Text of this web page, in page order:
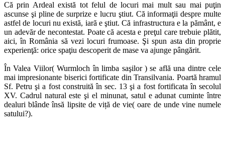
Că prin Ardeal există tot felul de locuri mai mult sau mai puţin
ascunse şi pline de surprize e lucru ştiut. Că informaţii despre multe
astfel de locuri nu există, iară e ştiut. Că infrastructura e la pământ, e
un adevăr de necontestat. Poate că acesta e preţul care trebuie plătit,
aici, în România să vezi locuri frumoase. Şi spun asta din proprie
experienţă: orice spaţiu descoperit de mase va ajunge pângărit.
În Valea Viilor( Wurmloch în limba saşilor ) se află una dintre cele
mai impresionante biserici fortificate din Transilvania. Poartă hramul
Sf. Petru şi a fost construită în sec. 13 şi a fost fortificata în secolul
XV. Cadrul natural este şi el minunat, satul e adunat cuminte între
dealuri blânde însă lipsite de viță de vie( oare de unde vine numele
satului?).